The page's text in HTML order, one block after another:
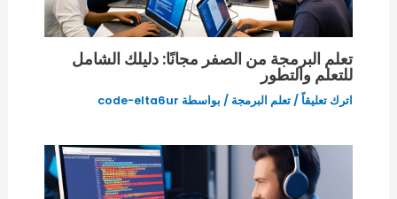
تعلم البرمجة من الصفر مجانًا: دليلك الشامل
للتعلم والتطور
اترك تعليقاً/ تعلم البرمجة / بواسطة code-elta6ur